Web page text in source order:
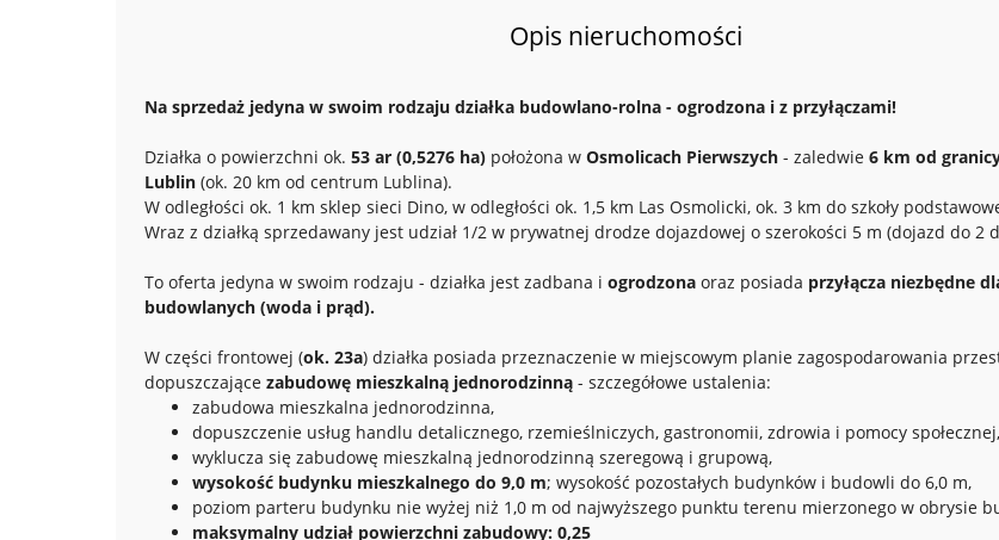
Opis nieruchomości
Na sprzedaż jedyna w swoim rodzaju działka budowlano-rolna - ogrodzona i z przyłączami!
Działka o powierzchni ok. 53 ar (0,5276 ha) położona w Osmolicach Pierwszych - zaledwie 6 km od
Lublin (ok. 20 km od centrum Lublina).
W odległości ok. 1 km sklep sieci Dino, w odległości ok. 1,5 km Las Osmolicki, ok. 3 km do szkoły
Wraz z działką sprzedawany jest udział 1/2 w prywatnej drodze dojazdowej o szerokości 5 m (dojazd do 2
To oferta jedyna w swoim rodzaju - działka jest zadbana i ogrodzona oraz posiada przyłącza niezbędne
budowlanych (woda i prąd).
W części frontowej (ok. 23a) działka posiada przeznaczenie w miejscowym planie zagospodarowania
dopuszczające zabudowę mieszkalną jednorodzinną - szczegółowe ustalenia:
zabudowa mieszkalna jednorodzinna,
dopuszczenie usług handlu detalicznego, rzemieślniczych, gastronomii, zdrowia i pomocy
wyklucza się zabudowę mieszkalną jednorodzinną szeregową i grupową,
wysokość budynku mieszkalnego do 9,0 m; wysokość pozostałych budynków i budowli do 6,0 m,
poziom parteru budynku nie wyżej niż 1,0 m od najwyższego punktu terenu mierzonego w obrysie
maksymalny udział powierzchni zabudowy: 0,25